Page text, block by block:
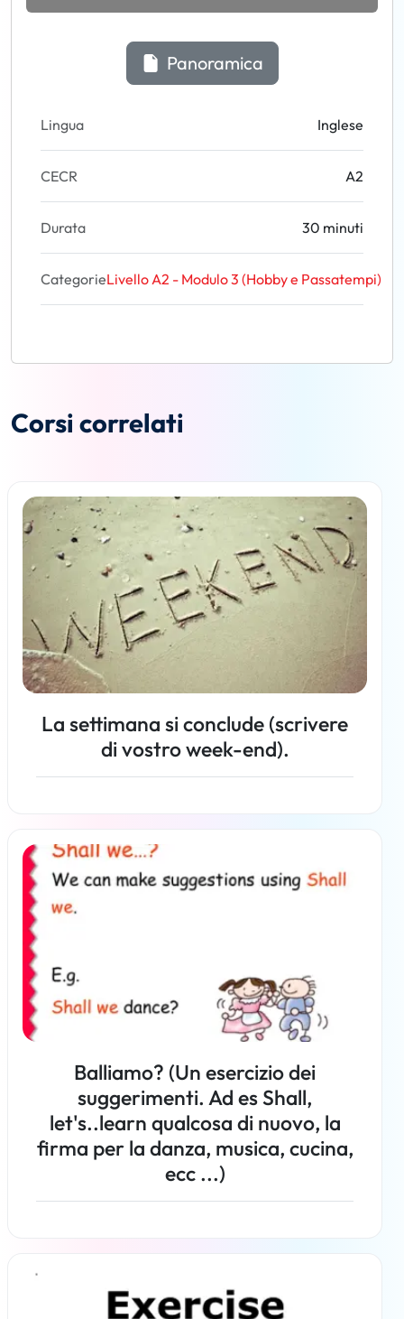
Panoramica
Lingua Inglese
CECR A2
Durata 30 minuti
CategorieLivello A2 - Modulo 3 (Hobby e Passatempi)
Corsi correlati
La settimana si conclude (scrivere
di vostro week-end).
Per saperne di più
Balliamo? (Un esercizio dei
suggerimenti. Ad es Shall,
let's..learn qualcosa di nuovo, la
firma per la danza, musica, cucina,
ecc ...)